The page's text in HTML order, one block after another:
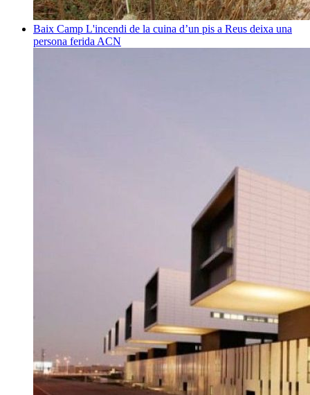
Baix Camp L'incendi de la cuina d’un pis a Reus deixa una
persona ferida ACN